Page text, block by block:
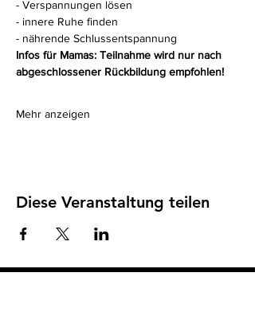
- Verspannungen lösen
- innere Ruhe finden
- nährende Schlussentspannung
Infos für Mamas: Teilnahme wird nur nach
abgeschlossener Rückbildung empfohlen!
Mehr anzeigen
Diese Veranstaltung teilen